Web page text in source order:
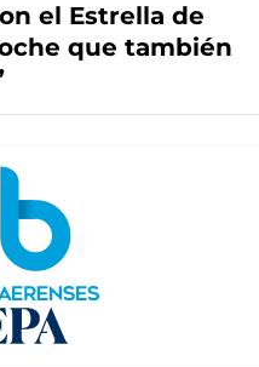
el Estrella de
que también